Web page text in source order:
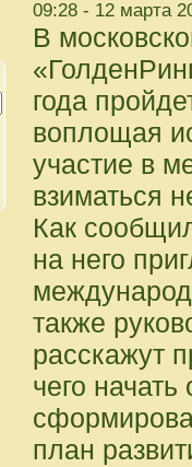
09:28 - 12 марта
В
года
воплощая
участие в
взиматься
Как
на него
также
расскажут
чего
план